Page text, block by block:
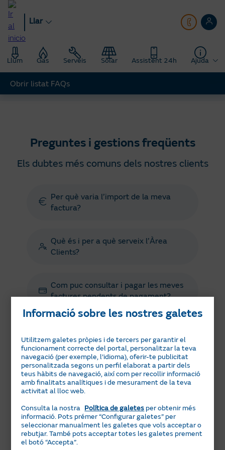
Anar
contingut
principal
Llar
Llum Gas Serveis Solar Assistent 24h Ajuda
Llar Ajuda Preguntes gestions freqüents
Preguntes i gestions freqüents
Els dubtes més comuns dels nostres clients
Per què varia l’import de la meva
factura?
Què és i per a què serveix l’Àrea
Clients?
Com puc consultar i pagar les meves
factures pendents de pagament?
gas?
Com s’apliquen l’IVA i la resta
d’impostos?
Obrir listat FAQs
Posa a punt la teva caldera
Informació sobre les nostres galetes
Utilitzem galetes pròpies i de tercers per garantir el
funcionament correcte del portal, personalitzar la teva
navegació (per exemple, l’idioma), oferir-te publicitat
personalitzada segons un perfil elaborat a partir dels
teus hàbits de navegació, així com per recollir informació
amb finalitats analítiques i de mesurament de la teva
activitat al lloc web.
Consulta la nostra Política de galetes per obtenir més
informació. Pots prémer “Configurar galetes” per
seleccionar manualment les galetes que vols acceptar o
rebutjar. També pots acceptar totes les galetes prement
el botó “Accepta”.